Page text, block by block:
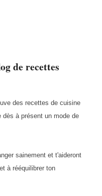
de recettes
des recettes de cuisine
dès à présent un mode de
sainement et t'aideront
à rééquilibrer ton